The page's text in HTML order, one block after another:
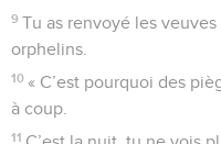
9 Tu as renvoyé les
orphelins.
10 « C’est pourquoi des
à coup.
11